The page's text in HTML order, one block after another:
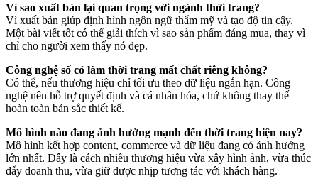
Vì sao xuất bản lại quan trọng với ngành thời trang?
Vì xuất bản giúp định hình ngôn ngữ thẩm mỹ và tạo độ tin cậy.
Một bài viết tốt có thể giải thích vì sao sản phẩm đáng mua, thay vì
chỉ cho người xem thấy nó đẹp.
Công nghệ số có làm thời trang mất chất riêng không?
Có thể, nếu thương hiệu chỉ tối ưu theo dữ liệu ngắn hạn. Công
nghệ nên hỗ trợ quyết định và cá nhân hóa, chứ không thay thế
hoàn toàn bản sắc thiết kế.
Mô hình nào đang ảnh hưởng mạnh đến thời trang hiện nay?
Mô hình kết hợp content, commerce và dữ liệu đang có ảnh hưởng
lớn nhất. Đây là cách nhiều thương hiệu vừa xây hình ảnh, vừa thúc
đẩy doanh thu, vừa giữ được nhịp tương tác với khách hàng.